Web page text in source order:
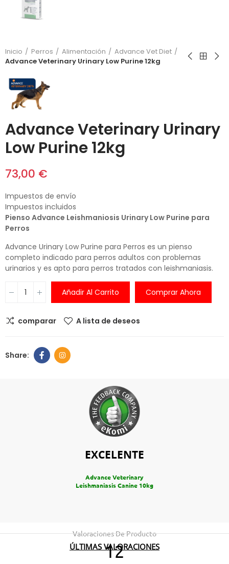
Inicio Perros Alimentación
Advance Vet Diet
Advance Veterinary Urinary Low Purine 12kg
Advance Veterinary Urinary
Low Purine 12kg
73,00 €
Impuestos de envío
Impuestos incluidos
Pienso Advance Leishmaniosis Urinary Low Purine para
Perros
Advance Urinary Low Purine para Perros es un pienso
completo indicado para perros adultos con problemas
urinarios y es apto para perros tratados con leishmaniasis.
Añadir Al Carrito Comprar Ahora
comparar A lista de deseos
EXCELENTE
Advance Veterinary
Leishmaniasis Canine 10kg
Valoraciones De Producto
12
ÚLTIMAS VALORACIONES